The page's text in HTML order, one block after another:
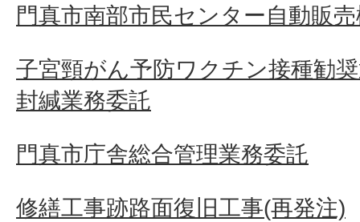
門真市南部市民センター自動販
子宮頸がん予防ワクチン接種勧
封緘業務委託
門真市庁舎総合管理業務委託
修繕工事跡路面復旧工事(再発注)